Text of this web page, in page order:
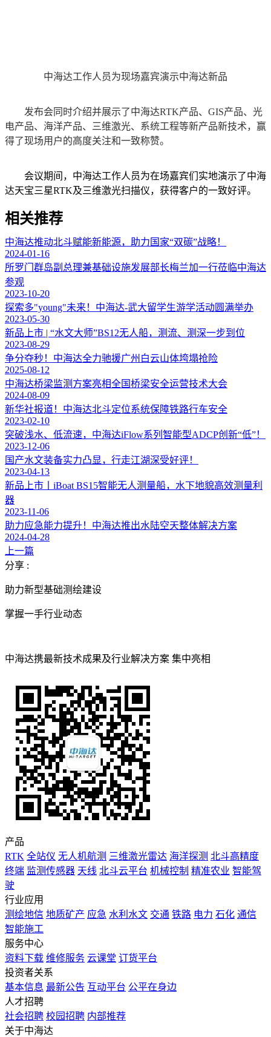
中海达工作人员为现场嘉宾演示中海达新品
发布会同时介绍并展示了中海达RTK产品、GIS产品、光
电产品、海洋产品、三维激光、系统工程等新产品新技术，赢
得了现场用户的高度关注和一致称赞。
会议期间，中海达工作人员为在场嘉宾们实地演示了中海
达天宝三星RTK及三维激光扫描仪，获得客户的一致好评。
相关推荐
中海达推动北斗赋能新能源，助力国家“双碳”战略！
2024-01-16
所罗门群岛副总理兼基础设施发展部长梅兰加一行莅临中海达
参观
2023-10-20
探索多"young"未来！中海达-武大留学生游学活动圆满举办
2023-05-30
新品上市 | “水文大师”BS12无人船，测流、测深一步到位
2023-08-29
争分夺秒！中海达全力驰援广州白云山体垮塌抢险
2025-08-12
中海达桥梁监测方案亮相全国桥梁安全运营技术大会
2024-08-09
新华社报道！中海达北斗定位系统保障铁路行车安全
2023-02-10
突破浅水、低流速，中海达iFlow系列智能型ADCP创新“低”！
2023-12-06
国产水文装备实力凸显，行走江湖深受好评！
2023-04-13
新品上市丨iBoat BS15智能无人测量船，水下地貌高效测量利
器
2023-11-06
助力应急能力提升！中海达推出水陆空天整体解决方案
2024-04-28
上一篇
分享 :
助力新型基础测绘建设
掌握一手行业动态
中海达携最新技术成果及行业解决方案 集中亮相
产品
RTK 全站仪 无人机航测 三维激光雷达 海洋探测 北斗高精度
终端 监测传感器 天线 北斗云平台 机械控制 精准农业 智能驾
驶
行业应用
测绘地信 地质矿产 应急 水利水文 交通 铁路 电力 石化 通信
智能施工
服务中心
资料下载 维修服务 云课堂 订货平台
投资者关系
基本信息 最新公告 互动平台 公平在身边
人才招聘
社会招聘 校园招聘 内部推荐
关于中海达